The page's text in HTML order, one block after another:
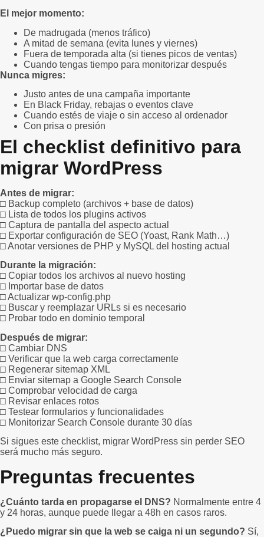
El mejor momento:
De madrugada (menos tráfico)
A mitad de semana (evita lunes y viernes)
Fuera de temporada alta (si tienes picos de ventas)
Cuando tengas tiempo para monitorizar después
Nunca migres:
Justo antes de una campaña importante
En Black Friday, rebajas o eventos clave
Cuando estés de viaje o sin acceso al ordenador
Con prisa o presión
El checklist definitivo para
migrar WordPress
Antes de migrar:
□ Backup completo (archivos + base de datos)
□ Lista de todos los plugins activos
□ Captura de pantalla del aspecto actual
□ Exportar configuración de SEO (Yoast, Rank Math…)
□ Anotar versiones de PHP y MySQL del hosting actual
Durante la migración:
□ Copiar todos los archivos al nuevo hosting
□ Importar base de datos
□ Actualizar wp-config.php
□ Buscar y reemplazar URLs si es necesario
□ Probar todo en dominio temporal
Después de migrar:
□ Cambiar DNS
□ Verificar que la web carga correctamente
□ Regenerar sitemap XML
□ Enviar sitemap a Google Search Console
□ Comprobar velocidad de carga
□ Revisar enlaces rotos
□ Testear formularios y funcionalidades
□ Monitorizar Search Console durante 30 días
Si sigues este checklist, migrar WordPress sin perder SEO
será mucho más seguro.
Preguntas frecuentes
¿Cuánto tarda en propagarse el DNS? Normalmente entre 4
y 24 horas, aunque puede llegar a 48h en casos raros.
¿Puedo migrar sin que la web se caiga ni un segundo? Sí,